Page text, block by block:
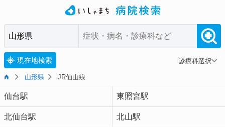
現在地検索 診療科選択
山形県 JR仙山線
仙台駅 東照宮駅
北仙台駅 北山駅